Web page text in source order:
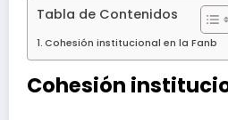
Tabla de Contenidos
Cohesión institucional en la Fanb
Cohesión